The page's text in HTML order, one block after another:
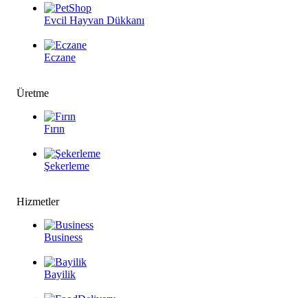
Evcil Hayvan Dükkanı
Eczane
Üretme
Fırın
Şekerleme
Hizmetler
Business
Bayilik